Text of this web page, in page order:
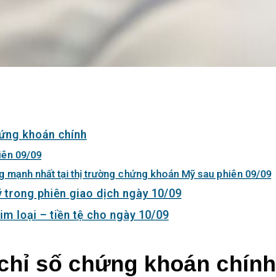
khoán chính
09/09
mạnh nhất tại thị trường chứng khoán Mỹ sau phiên 09/09
trong phiên giao dịch ngày 10/09
loại – tiền tệ cho ngày 10/09
số chứng khoán chính